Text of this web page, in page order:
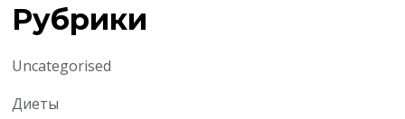
Рубрики
Uncategorised
Диеты